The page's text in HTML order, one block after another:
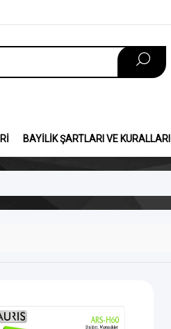
BAYILIK ŞARTLARI VE KURALLARI